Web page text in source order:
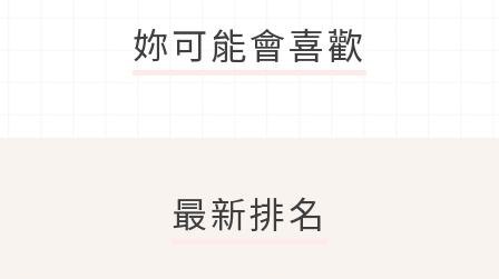
妳可能會喜歡
最新排名